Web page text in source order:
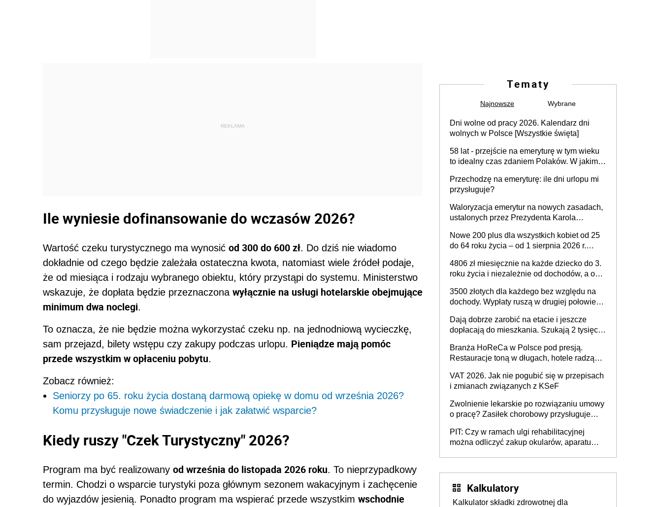
REKLAMA
Ile wyniesie dofinansowanie do wczasów 2026?
Wartość czeku turystycznego ma wynosić od 300 do 600 zł. Do dziś nie wiadomo
dokładnie od czego będzie zależała ostateczna kwota, natomiast wiele źródeł podaje,
że od miesiąca i rodzaju wybranego obiektu, który przystąpi do systemu. Ministerstwo
wskazuje, że dopłata będzie przeznaczona wyłącznie na usługi hotelarskie obejmujące
minimum dwa noclegi.
To oznacza, że nie będzie można wykorzystać czeku np. na jednodniową wycieczkę,
sam przejazd, bilety wstępu czy zakupy podczas urlopu. Pieniądze mają pomóc
przede wszystkim w opłaceniu pobytu.
Zobacz również:
Seniorzy po 65. roku życia dostaną darmową opiekę w domu od września 2026?
Komu przysługuje nowe świadczenie i jak załatwić wsparcie?
Kiedy ruszy "Czek Turystyczny" 2026?
Program ma być realizowany od września do listopada 2026 roku. To nieprzypadkowy
termin. Chodzi o wsparcie turystyki poza głównym sezonem wakacyjnym i zachęcenie
do wyjazdów jesienią. Ponadto program ma wspierać przede wszystkim wschodnie
Tematy
Najnowsze Wybrane
Dni wolne od pracy 2026. Kalendarz dni
wolnych w Polsce [Wszystkie święta]
58 lat - przejście na emeryturę w tym wieku
to idealny czas zdaniem Polaków. W jakim
dlaczego?
Przechodzę na emeryturę: ile dni urlopu mi
przysługuje?
Waloryzacja emerytur na nowych zasadach,
ustalonych przez Prezydenta Karola
również kwotowa podwyżka świadczeń?
Nowe 200 plus dla wszystkich kobiet od 25
do 64 roku życia – od 1 sierpnia 2026 r.
programu rządowego
4806 zł miesięcznie na każde dziecko do 3.
roku życia i niezależnie od dochodów, a od
ma odwrócić trend spadku liczby urodzeń w
Polsce
3500 złotych dla każdego bez względu na
dochody. Wypłaty ruszą w drugiej połowie
Dają dobrze zarobić na etacie i jeszcze
dopłacają do mieszkania. Szukają 2 tysięcy
Branża HoReCa w Polsce pod presją.
Restauracje toną w długach, hotele radzą
VAT 2026. Jak nie pogubić się w przepisach
i zmianach związanych z KSeF
Zwolnienie lekarskie po rozwiązaniu umowy
o pracę? Zasiłek chorobowy przysługuje
dni od ustania stosunku pracy
PIT: Czy w ramach ulgi rehabilitacyjnej
można odliczyć zakup okularów, aparatu
Kalkulatory
Kalkulator składki zdrowotnej dla